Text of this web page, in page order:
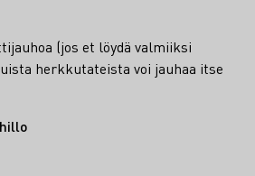
(jos et löydä valmiiksi
herkkutateista voi jauhaa itse